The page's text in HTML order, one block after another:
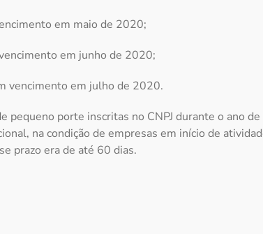
em maio de 2020;
em junho de 2020;
vencimento em julho de 2020.
pequeno porte inscritas no CNPJ durante o ano
na condição de empresas em início de
prazo era de até 60 dias.